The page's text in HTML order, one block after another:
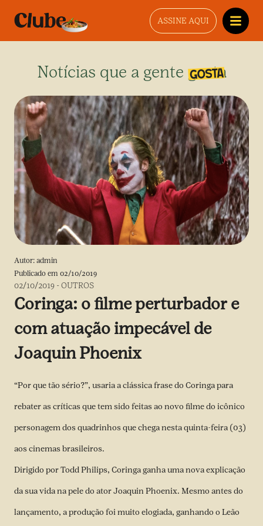
ASSINE AQUI
Notícias que a gente gosta
Autor: admin
Publicado em 02/10/2019
02/10/2019 -OUTROS
Coringa: o filme perturbador e
com atuação impecável de
Joaquin Phoenix
“Por que tão sério?”, usaria a clássica frase do Coringa para
rebater as críticas que tem sido feitas ao novo filme do icônico
personagem dos quadrinhos que chega nesta quinta-feira (03)
aos cinemas brasileiros.
Dirigido por Todd Philips, Coringa ganha uma nova explicação
da sua vida na pele do ator Joaquin Phoenix. Mesmo antes do
lançamento, a produção foi muito elogiada, ganhando o Leão